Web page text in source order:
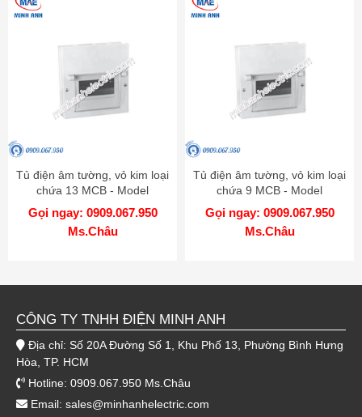
Tủ điện âm tường, vỏ kim loại
chứa 13 MCB - Model
EMC13PL
Gọi ngay: 0909.067.950
Ms.Châu
Tủ điện âm tường, vỏ kim loại
chứa 9 MCB - Model
EMC9PL
Gọi ngay: 0909.067.950
Ms.Châu
CÔNG TY TNHH ĐIỆN MINH ANH
Địa chỉ: Số 20A Đường Số 1, Khu Phố 13, Phường Bình Hưng
Hòa, TP. HCM
Hotline: 0909.067.950 Ms.Châu
Email: sales@minhanhelectric.com